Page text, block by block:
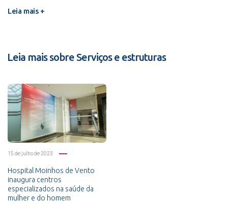
Leia mais +
Leia mais sobre Serviços e estruturas
15 de julho de 2023
Hospital Moinhos de Vento
inaugura centros
especializados na saúde da
mulher e do homem